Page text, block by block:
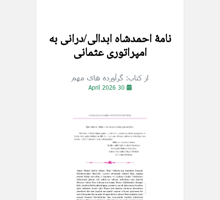
نامهٔ احمدشاه ابدالی/درانی به
امپراتوری عثمانی
از کتاب: گرآورده های مهم